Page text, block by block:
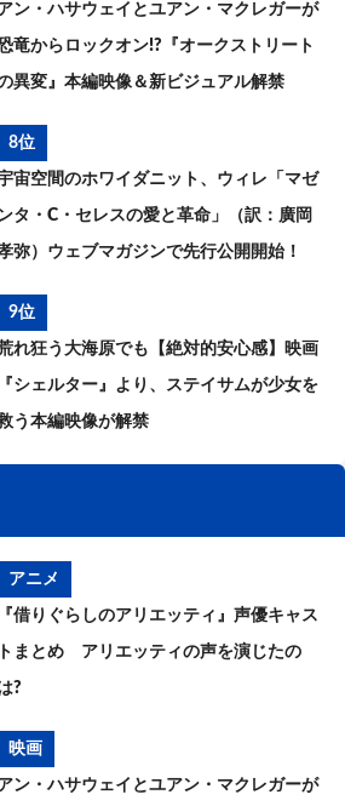
ン・ハサウェイとユアン・マクレガーが
竜からロックオン!?『オークストリート
異変』本編映像＆新ビジュアル解禁
8位
宙空間のホワイダニット、ウィレ「マゼ
タ・C・セレスの愛と革命」（訳：廣岡
弥）ウェブマガジンで先行公開開始！
9位
れ狂う大海原でも【絶対的安心感】映画
『シェルター』より、ステイサムが少女を
う本編映像が解禁
アニメ
『借りぐらしのアリエッティ』声優キャス
トまとめ アリエッティの声を演じたの
?
映画
ン・ハサウェイとユアン・マクレガーが